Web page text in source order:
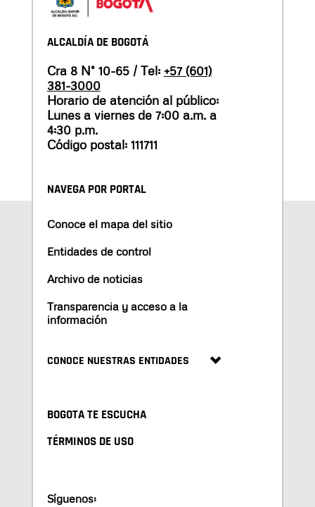
ALCALDÍA DE BOGOTÁ
Cra 8 N° 10-65 / Tel: +57 (601)
381-3000
Horario de atención al público:
Lunes a viernes de 7:00 a.m. a
4:30 p.m.
Código postal: 111711
NAVEGA POR PORTAL
Conoce el mapa del sitio
Entidades de control
Archivo de noticias
Transparencia y acceso a la
información
CONOCE NUESTRAS ENTIDADES
BOGOTA TE ESCUCHA
TÉRMINOS DE USO
Síguenos: